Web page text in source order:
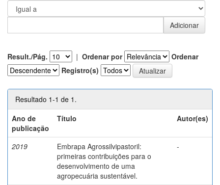
Result./Pág. | Ordenar por
Ordenar
Registro(s)
Resultado 1-1 de 1.
Ano de
publicação
Título Autor(es)
2019
Embrapa Agrossilvipastoril:
primeiras contribuições para o
desenvolvimento de uma
agropecuária sustentável.
-